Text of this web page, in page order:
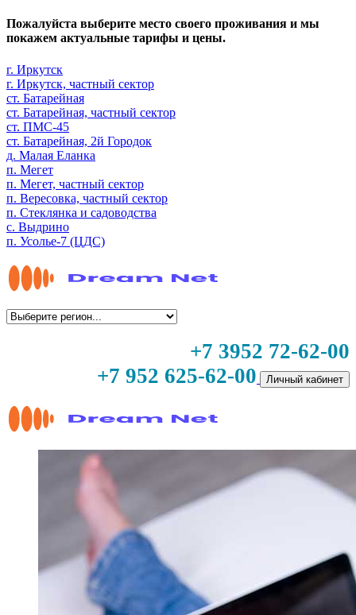
Пожалуйста выберите место своего проживания и мы
покажем актуальные тарифы и цены.
г. Иркутск
г. Иркутск, частный сектор
ст. Батарейная
ст. Батарейная, частный сектор
ст. ПМС-45
ст. Батарейная, 2й Городок
д. Малая Еланка
п. Мегет
п. Мегет, частный сектор
п. Вересовка, частный сектор
п. Стеклянка и садоводства
с. Выдрино
п. Усолье-7 (ЦДС)
+7 3952 72-62-00
+7 952 625-62-00
Личный кабинет